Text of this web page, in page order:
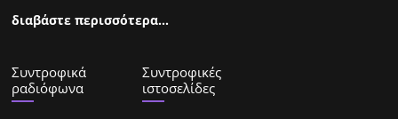
διαβάστε περισσότερα…
Συντροφικά
ραδιόφωνα
Συντροφικές
ιστοσελίδες